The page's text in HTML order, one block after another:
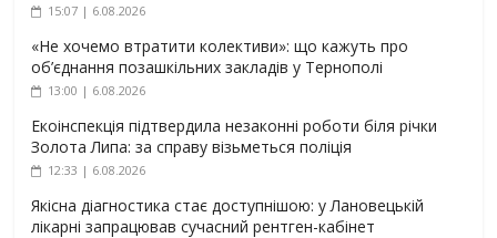
15:07 | 6.08.2026
«Не хочемо втратити колективи»: що кажуть про
об’єднання позашкільних закладів у Тернополі
13:00 | 6.08.2026
Екоінспекція підтвердила незаконні роботи біля річки
Золота Липа: за справу візьметься поліція
12:33 | 6.08.2026
Якісна діагностика стає доступнішою: у Лановецькій
лікарні запрацював сучасний рентген-кабінет